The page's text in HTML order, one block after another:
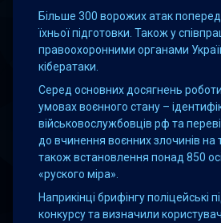
Більше 300 ворожих атак
їхньої підготовки. Також у
правоохоронними органами
кібератаки.
Серед основних досягнень роботи
умовах воєнного стану –
військовослужбовців рф та
до вчинення воєнних злочинів на
також встановлення понад 850
«руского міра».
Наприкінці брифінгу поліцейські
конкурсу та визначили